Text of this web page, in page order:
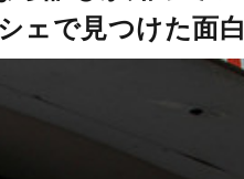
ェで見つけた面